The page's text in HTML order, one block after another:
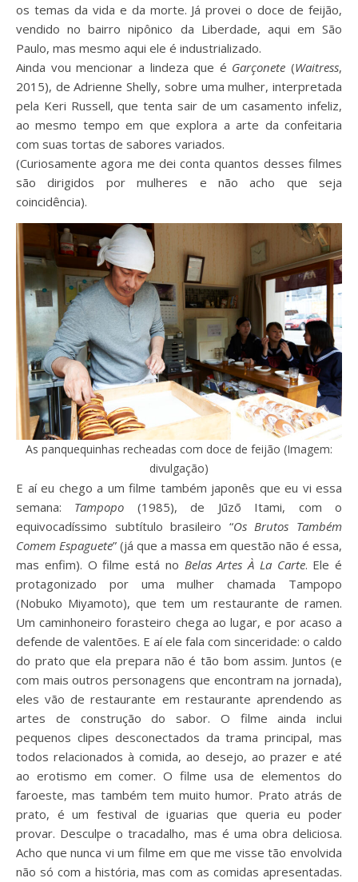
os temas da vida e da morte. Já provei o doce de feijão,
vendido no bairro nipônico da Liberdade, aqui em São
Paulo, mas mesmo aqui ele é industrializado.
Ainda vou mencionar a lindeza que é Garçonete (Waitress,
2015), de Adrienne Shelly, sobre uma mulher, interpretada
pela Keri Russell, que tenta sair de um casamento infeliz,
ao mesmo tempo em que explora a arte da confeitaria
com suas tortas de sabores variados.
(Curiosamente agora me dei conta quantos desses filmes
são dirigidos por mulheres e não acho que seja
coincidência).
As panquequinhas recheadas com doce de feijão (Imagem:
divulgação)
E aí eu chego a um filme também japonês que eu vi essa
semana: Tampopo (1985), de Jūzō Itami, com o
equivocadíssimo subtítulo brasileiro “Os Brutos Também
Comem Espaguete” (já que a massa em questão não é essa,
mas enfim). O filme está no Belas Artes À La Carte. Ele é
protagonizado por uma mulher chamada Tampopo
(Nobuko Miyamoto), que tem um restaurante de ramen.
Um caminhoneiro forasteiro chega ao lugar, e por acaso a
defende de valentões. E aí ele fala com sinceridade: o caldo
do prato que ela prepara não é tão bom assim. Juntos (e
com mais outros personagens que encontram na jornada),
eles vão de restaurante em restaurante aprendendo as
artes de construção do sabor. O filme ainda inclui
pequenos clipes desconectados da trama principal, mas
todos relacionados à comida, ao desejo, ao prazer e até
ao erotismo em comer. O filme usa de elementos do
faroeste, mas também tem muito humor. Prato atrás de
prato, é um festival de iguarias que queria eu poder
provar. Desculpe o tracadalho, mas é uma obra deliciosa.
Acho que nunca vi um filme em que me visse tão envolvida
não só com a história, mas com as comidas apresentadas.